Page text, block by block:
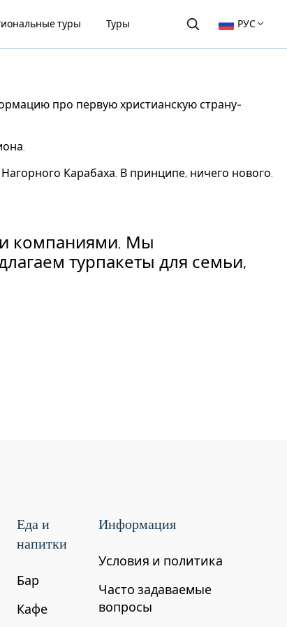
туры Туры РУС
про первую христианскую страну-
Карабаха. В принципе, ничего нового.
компаниями. Мы
турпакеты для семьи,
Еда и
напитки
Бар
Кафе
Информация
Условия и политика
Часто задаваемые
вопросы